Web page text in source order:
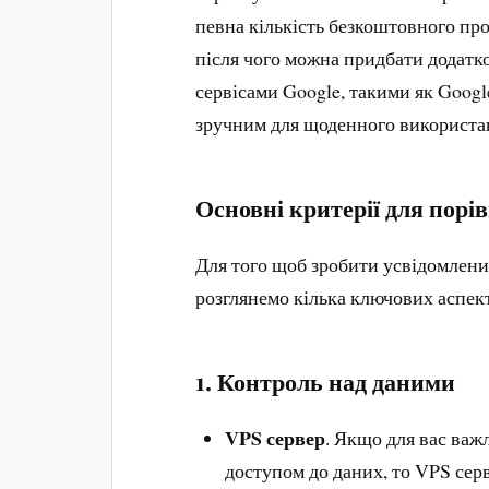
певна кількість безкоштовного
після чого можна придбати
сервісами Google, такими як
зручним для щоденного
Основні критерії для
Для того щоб зробити
розглянемо кілька ключових
1.Контроль над даними
VPS сервер. Якщо для вас
доступом до даних, то VPS